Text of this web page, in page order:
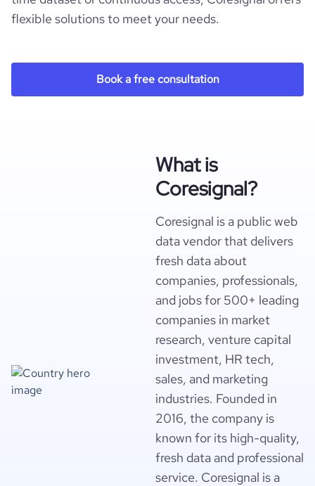
flexible solutions to meet your needs.
Book a free consultation
What is
Coresignal?
Coresignal is a public web
data vendor that delivers
fresh data about
companies, professionals,
and jobs for 500+ leading
companies in market
research, venture capital
investment, HR tech,
sales, and marketing
industries. Founded in
2016, the company is
known for its high-quality,
fresh data and professional
service. Coresignal is a